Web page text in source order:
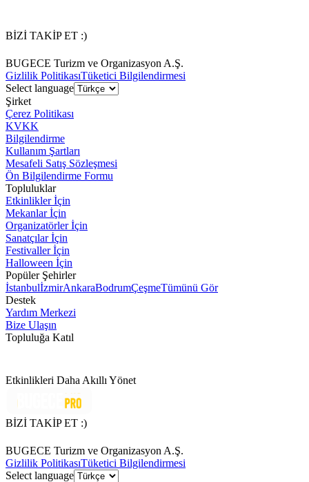
BİZİ TAKİP ET :)
BUGECE Turizm ve Organizasyon A.Ş.
Gizlilik PolitikasıTüketici Bilgilendirmesi
Select language
Şirket
Çerez Politikası
KVKK
Bilgilendirme
Kullanım Şartları
Mesafeli Satış Sözleşmesi
Ön Bilgilendirme Formu
Topluluklar
Etkinlikler İçin
Mekanlar İçin
Organizatörler İçin
Sanatçılar İçin
Festivaller İçin
Halloween İçin
Popüler Şehirler
İstanbulİzmirAnkaraBodrumÇeşmeTümünü Gör
Destek
Yardım Merkezi
Bize Ulaşın
Topluluğa Katıl
Etkinlikleri Daha Akıllı Yönet
BİZİ TAKİP ET :)
BUGECE Turizm ve Organizasyon A.Ş.
Gizlilik PolitikasıTüketici Bilgilendirmesi
Select language